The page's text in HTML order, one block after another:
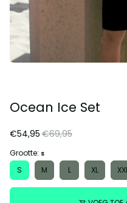
Ocean Ice Set
€54,95 €69,95
Grootte: S
S M L XL